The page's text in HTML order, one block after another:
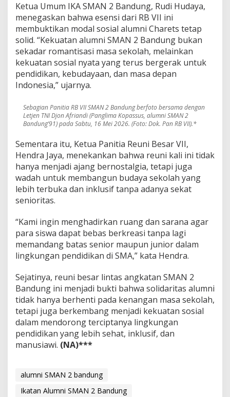
Ketua Umum IKA SMAN 2 Bandung, Rudi Hudaya,
menegaskan bahwa esensi dari RB VII ini
membuktikan modal sosial alumni Charets tetap
solid. “Kekuatan alumni SMAN 2 Bandung bukan
sekadar romantisasi masa sekolah, melainkan
kekuatan sosial nyata yang terus bergerak untuk
pendidikan, kebudayaan, dan masa depan
Indonesia,” ujarnya.
Sebagian Panitia RB VII SMAN 2 Bandung berfoto bersama dengan
Letjen TNI Djon Afriandi (Panglima Kopassus, alumni SMAN 2
Bandung’91) pada Sabtu, 16 Mei 2026. (Foto: Dok. Pan RB VII).*
Sementara itu, Ketua Panitia Reuni Besar VII,
Hendra Jaya, menekankan bahwa reuni kali ini tidak
hanya menjadi ajang bernostalgia, tetapi juga
wadah untuk membangun budaya sekolah yang
lebih terbuka dan inklusif tanpa adanya sekat
senioritas.
“Kami ingin menghadirkan ruang dan sarana agar
para siswa dapat bebas berkreasi tanpa lagi
memandang batas senior maupun junior dalam
lingkungan pendidikan di SMA,” kata Hendra.
Sejatinya, reuni besar lintas angkatan SMAN 2
Bandung ini menjadi bukti bahwa solidaritas alumni
tidak hanya berhenti pada kenangan masa sekolah,
tetapi juga berkembang menjadi kekuatan sosial
dalam mendorong terciptanya lingkungan
pendidikan yang lebih sehat, inklusif, dan
manusiawi. (NA)***
alumni SMAN 2 bandung
Ikatan Alumni SMAN 2 Bandung